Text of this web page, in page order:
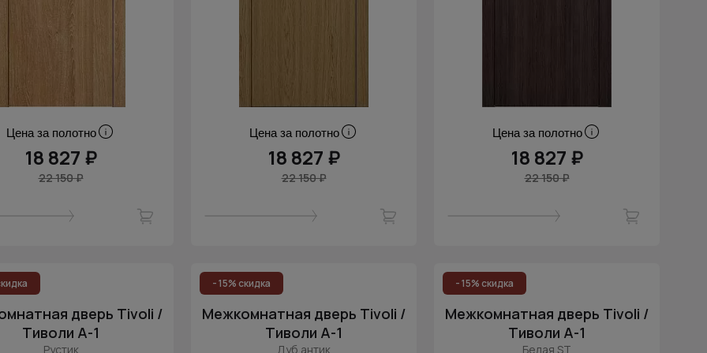
Цена за полотно
18 827 ₽
22 150 ₽
Цена за полотно
18 827 ₽
22 150 ₽
Цена за полотно
18 827 ₽
22 150 ₽
дверь Tivoli /
Тиволи А-1
Рустик
- 15% скидка
Межкомнатная дверь Tivoli /
Тиволи А-1
Дуб антик
- 15% скидка
Межкомнатная дверь Tivoli /
Тиволи А-1
Белая ST